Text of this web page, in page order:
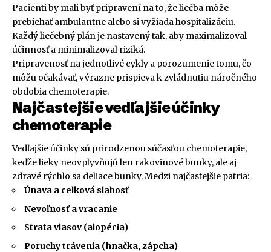
Pacienti by mali byť pripravení na to, že liečba môže
prebiehať ambulantne alebo si vyžiada hospitalizáciu.
Každý liečebný plán je nastavený tak, aby maximalizoval
účinnosť a minimalizoval riziká.
Pripravenosť na jednotlivé cykly a porozumenie tomu, čo
môžu očakávať, výrazne prispieva k zvládnutiu náročného
obdobia chemoterapie.
Najčastejšie vedľajšie účinky
chemoterapie
Vedľajšie účinky sú prirodzenou súčasťou chemoterapie,
keďže lieky neovplyvňujú len rakovinové bunky, ale aj
zdravé rýchlo sa deliace bunky. Medzi najčastejšie patria:
Únava a celková slabosť
Nevoľnosť a vracanie
Strata vlasov (alopécia)
Poruchy trávenia (hnačka, zápcha)